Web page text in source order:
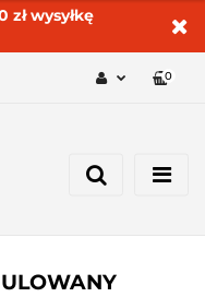
wysyłkę
Dodaj zgłoszenie
0